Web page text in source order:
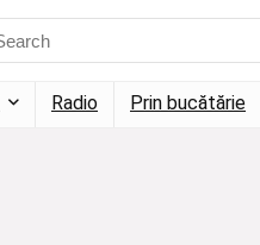
Radio Prin bucătărie